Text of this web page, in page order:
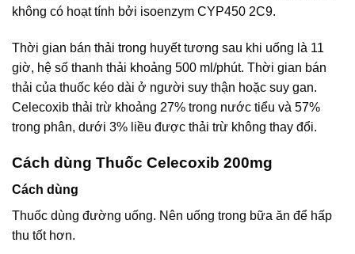
không có hoạt tính bởi isoenzym CYP450 2C9.
Thời gian bán thải trong huyết tương sau khi uống là 11
giờ, hệ số thanh thải khoảng 500 ml/phút. Thời gian bán
thải của thuốc kéo dài ở người suy thận hoặc suy gan.
Celecoxib thải trừ khoảng 27% trong nước tiểu và 57%
trong phân, dưới 3% liều được thải trừ không thay đổi.
Cách dùng Thuốc Celecoxib 200mg
Cách dùng
Thuốc dùng đường uống. Nên uống trong bữa ăn để hấp
thu tốt hơn.